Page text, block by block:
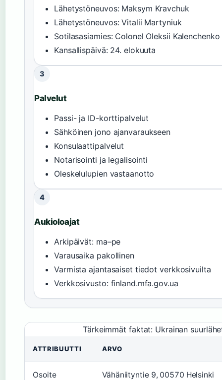
Lähetystöneuvos: Maksym Kravchuk
Lähetystöneuvos: Vitalii Martyniuk
Sotilasasiamies: Colonel Oleksii Kalenchenko
Kansallispäivä: 24. elokuuta
3
Palvelut
Passi- ja ID-korttipalvelut
Sähköinen jono ajanvaraukseen
Konsulaattipalvelut
Notarisointi ja legalisointi
Oleskelulupien vastaanotto
4
Aukioloajat
Arkipäivät: ma–pe
Varausaika pakollinen
Varmista ajantasaiset tiedot verkkosivuilta
Verkkosivusto: finland.mfa.gov.ua
Tärkeimmät faktat: Ukrainan
ATTRIBUUTTI ARVO
Osoite Vähäniityntie 9, 00570 Helsinki